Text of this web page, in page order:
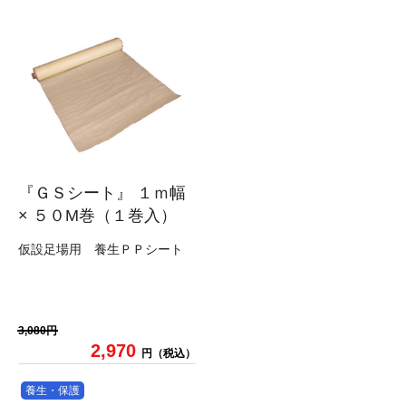
『ＧＳシート』 １ｍ幅
× ５０M巻（１巻入）
仮設足場用 養生ＰＰシート
3,080円
2,970 円（税込）
養生・保護